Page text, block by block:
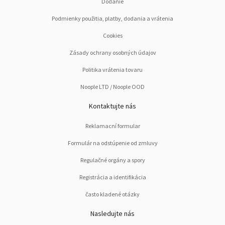
Podmienky použitia, platby, dodania a vrátenia
Cookies
Zásady ochrany osobných údajov
Politika vrátenia tovaru
Noople LTD / Noople OOD
Kontaktujte nás
Reklamacní formular
Formulár na odstúpenie od zmluvy
Regulačné orgány a spory
Registrácia a identifikácia
často kladené otázky
Nasledujte nás